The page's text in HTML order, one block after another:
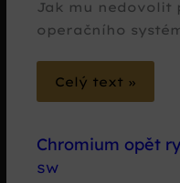
Jak mu nedovolit
operačního
Celý text »
Chromium opět
SW